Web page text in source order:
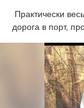
Практически
дорога в порт,